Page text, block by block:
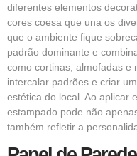
diferentes elementos
cores coesa que una os
que o ambiente fique
padrão dominante e
como cortinas, almofadas e
intercalar padrões e criar
estética do local. Ao aplicar
estampado pode não
também refletir a